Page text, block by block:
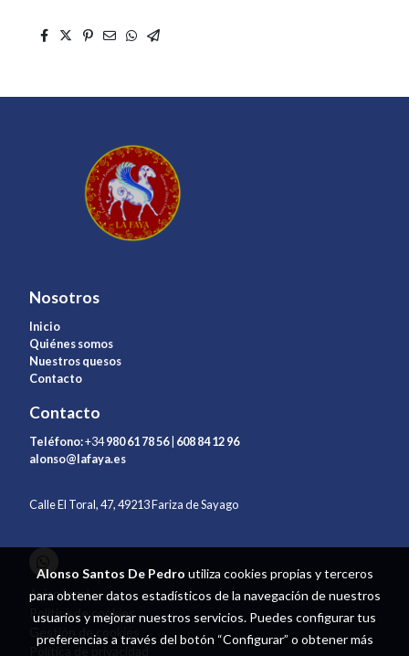
Nosotros
Inicio
Quiénes somos
Nuestros quesos
Contacto
Contacto
Teléfono:+34980 61 78 56| 608 84 12 96
alonso@lafaya.es
Calle El Toral, 47, 49213 Fariza de Sayago
Aviso legal
Política de cookies
Gestión de cookies
Política de privacidad
Alonso Santos De Pedro utiliza cookies propias y terceros
para obtener datos estadísticos de la navegación de nuestros
usuarios y mejorar nuestros servicios. Puedes configurar tus
preferencias a través del botón “Configurar” o obtener más